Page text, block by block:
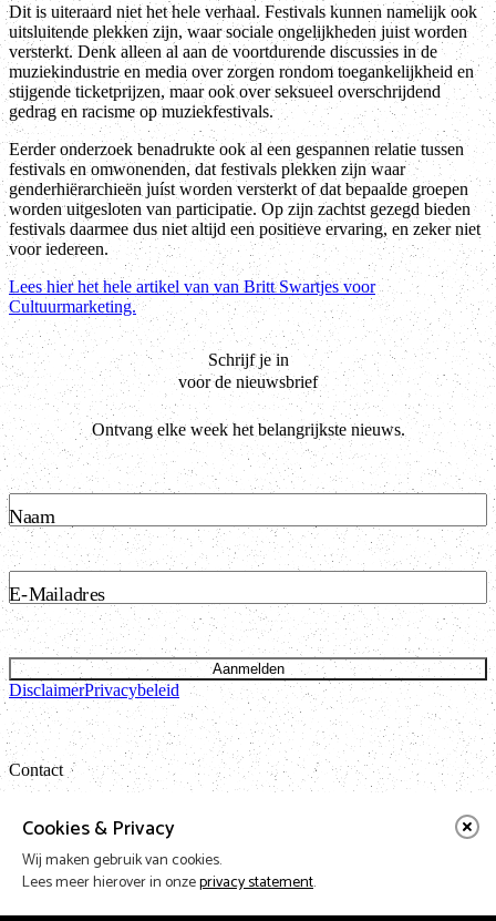
Cookies & Privacy
Wij maken gebruik van cookies.
Lees meer hierover in onzeprivacy statement.
Dit is uiteraard niet het hele verhaal. Festivals kunnen namelijk ook
uitsluitende plekken zijn, waar sociale ongelijkheden juist worden
versterkt. Denk alleen al aan de voortdurende discussies in de
muziekindustrie en media over zorgen rondom toegankelijkheid en
stijgende ticketprijzen, maar ook over seksueel overschrijdend
gedrag en racisme op muziekfestivals.
Eerder onderzoek benadrukte ook al een gespannen relatie tussen
festivals en omwonenden, dat festivals plekken zijn waar
genderhiërarchieën juíst worden versterkt of dat bepaalde groepen
worden uitgesloten van participatie. Op zijn zachtst gezegd bieden
festivals daarmee dus niet altijd een positieve ervaring, en zeker niet
voor iedereen.
Lees hier het hele artikel van van Britt Swartjes voor
Cultuurmarketing.
Schrijf je in
voor de nieuwsbrief
Ontvang elke week het belangrijkste nieuws.
Naam
E-Mailadres
Aanmelden
DisclaimerPrivacybeleid
Contact
Bataviastraat 24 unit 1.13
t: 020 421 50 05 e: info@vnpf.nl